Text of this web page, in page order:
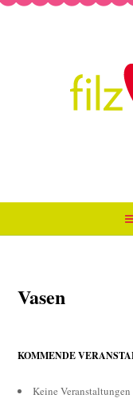
Vasen
KOMMENDE
Keine